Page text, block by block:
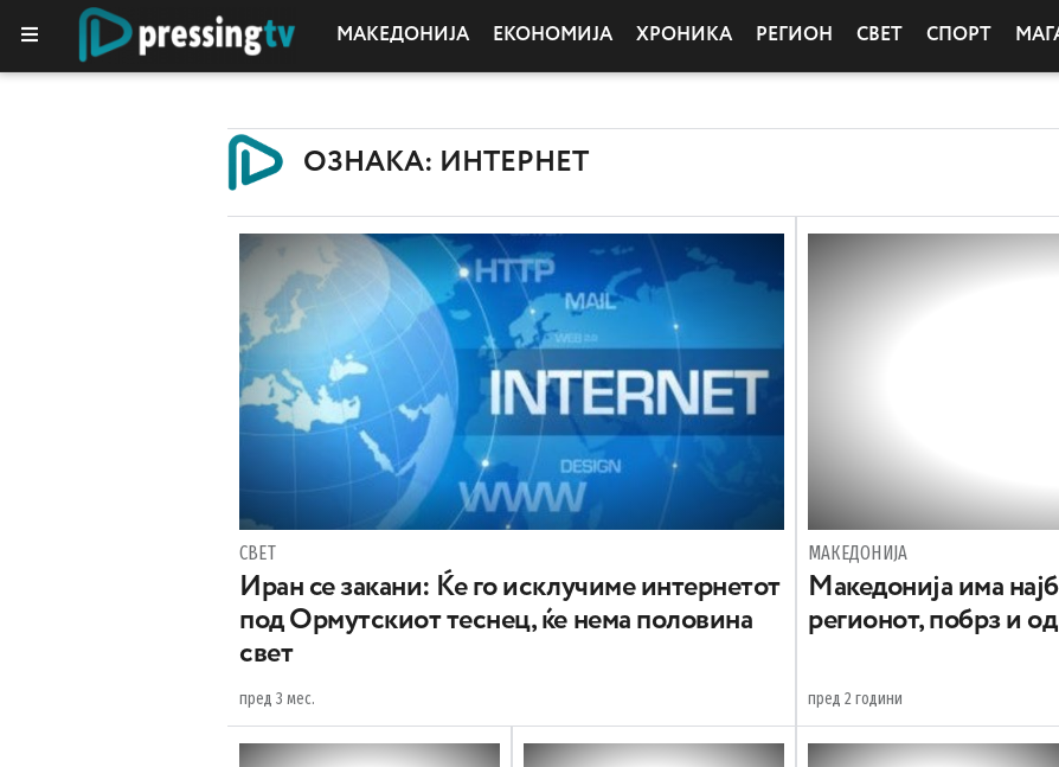
МАКЕДОНИЈА ЕКОНОМИЈА ХРОНИКА РЕГИОН СВЕТ СПОРТ
ОЗНАКА: ИНТЕРНЕТ
СВЕТ
Иран се закани: Ќе го исклучиме интернетот
под Ормутскиот теснец, ќе нема половина
свет
пред 3 мес.
МАКЕДОНИЈА
Македонија има
регионот, побрз и
пред 2 години